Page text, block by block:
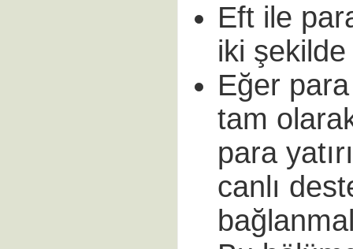
Eft ile
iki
Eğer para
tam
para
canlı